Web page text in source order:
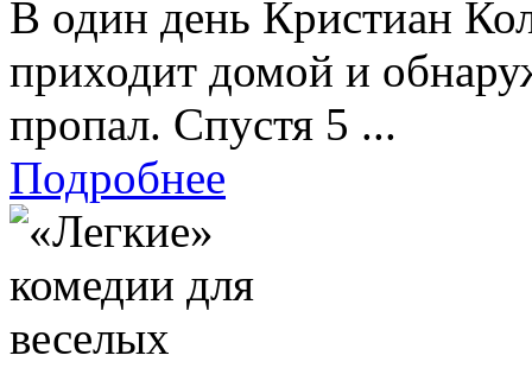
В один день Кристиан
приходит домой и
пропал. Спустя 5 ...
Подробнее